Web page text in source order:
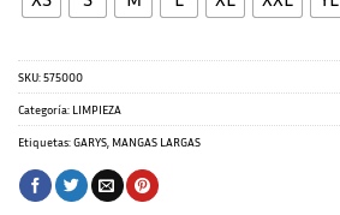
SKU:575000
Categoría: LIMPIEZA
Etiquetas:GARYS MANGAS LARGAS